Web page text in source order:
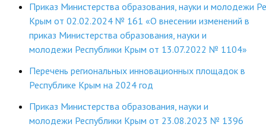
Приказ Министерства образования, науки и молодежи
Крым от 02.02.2024 № 161 «О внесении изменений в
приказ Министерства образования, науки и
молодежи Республики Крым от 13.07.2022 № 1104»
Перечень региональных инновационных площадок в
Республике Крым на 2024 год
Приказ Министерства образования, науки и
молодежи Республики Крым от 23.08.2023 № 1396